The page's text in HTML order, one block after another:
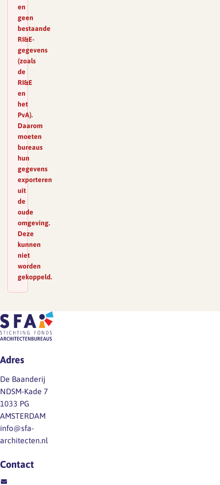
en
geen
bestaande
RI&E-
gegevens
(zoals
de
RI&E
en
het
PvA).
Daarom
moeten
bureaus
hun
gegevens
exporteren
uit
de
oude
omgeving.
Deze
kunnen
niet
worden
gekoppeld.
Adres
De Baanderij
NDSM-Kade 7
1033 PG
AMSTERDAM
info@sfa-
architecten.nl
Contact